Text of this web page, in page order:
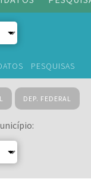
PESQUISAS
DEP. FEDERAL